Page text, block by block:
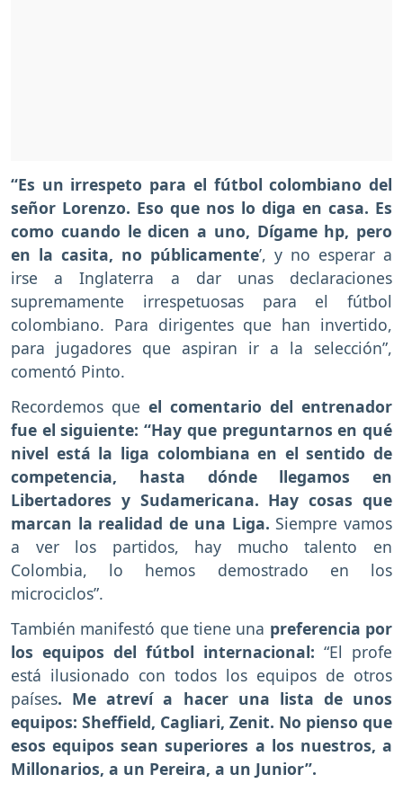
“Es un irrespeto para el fútbol colombiano del
señor Lorenzo. Eso que nos lo diga en casa. Es
como cuando le dicen a uno, Dígame hp, pero
en la casita, no públicamente’, y no esperar a
irse a Inglaterra a dar unas declaraciones
supremamente irrespetuosas para el fútbol
colombiano. Para dirigentes que han invertido,
para jugadores que aspiran ir a la selección”,
comentó Pinto.
Recordemos que el comentario del entrenador
fue el siguiente: “Hay que preguntarnos en qué
nivel está la liga colombiana en el sentido de
competencia, hasta dónde llegamos en
Libertadores y Sudamericana. Hay cosas que
marcan la realidad de una Liga. Siempre vamos
a ver los partidos, hay mucho talento en
Colombia, lo hemos demostrado en los
microciclos”.
También manifestó que tiene una preferencia por
los equipos del fútbol internacional: “El profe
está ilusionado con todos los equipos de otros
países. Me atreví a hacer una lista de unos
equipos: Sheffield, Cagliari, Zenit. No pienso que
esos equipos sean superiores a los nuestros, a
Millonarios, a un Pereira, a un Junior”.